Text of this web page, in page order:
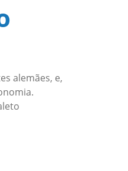
alemães, e,